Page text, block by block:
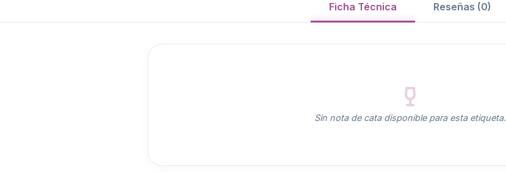
Ficha Técnica Reseñas (0)
Sin nota de cata disponible para esta etiqueta.